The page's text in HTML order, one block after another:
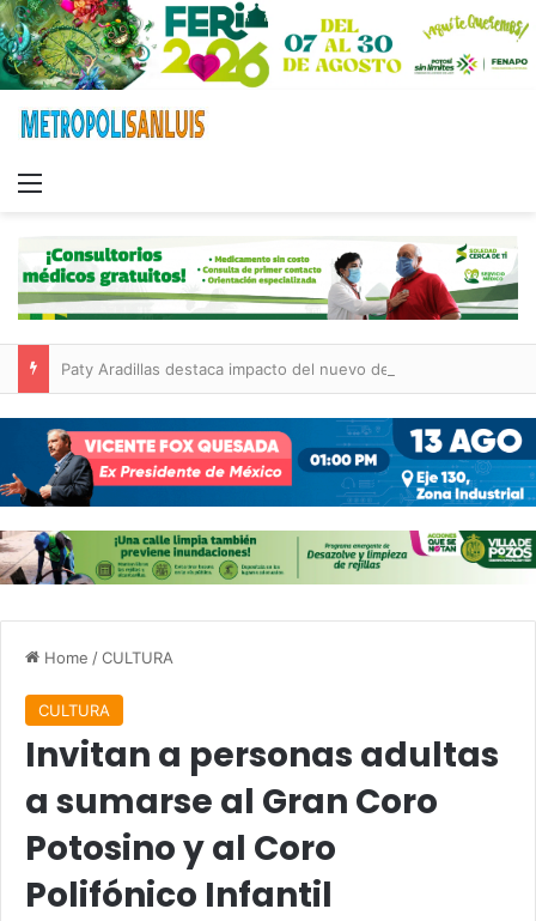
Home /CULTURA
CULTURA
Invitan a personas adultas
a sumarse al Gran Coro
Potosino y al Coro
Polifónico Infantil